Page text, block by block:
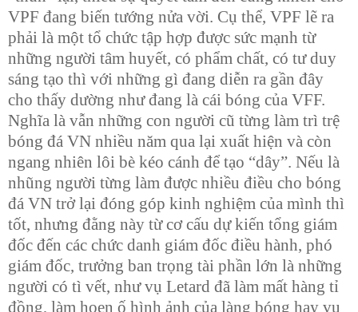
VPF đang biến tướng nửa vời. Cụ thể, VPF lẽ ra
phải là một tổ chức tập hợp được sức mạnh từ
những người tâm huyết, có phẩm chất, có tư duy
sáng tạo thì với những gì đang diễn ra gần đây
cho thấy dường như đang là cái bóng của VFF.
Nghĩa là vẫn những con người cũ từng làm trì trệ
bóng đá VN nhiều năm qua lại xuất hiện và còn
ngang nhiên lôi bè kéo cánh để tạo “dây”. Nếu là
nhũng người từng làm được nhiều điều cho bóng
đá VN trở lại đóng góp kinh nghiệm của mình thì
tốt, nhưng đằng này từ cơ cấu dự kiến tổng giám
đốc đến các chức danh giám đốc điều hành, phó
giám đốc, trưởng ban trọng tài phần lớn là những
người có tì vết, như vụ Letard đã làm mất hàng tỉ
đồng, làm hoen ố hình ảnh của làng bóng hay vụ